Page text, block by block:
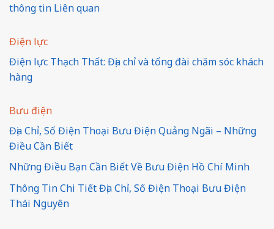
thông tin Liên quan
Điện lực
Điện lực Thạch Thất: Địa chỉ và tổng đài chăm sóc khách
hàng
Bưu điện
Địa Chỉ, Số Điện Thoại Bưu Điện Quảng Ngãi – Những
Điều Cần Biết
Những Điều Bạn Cần Biết Về Bưu Điện Hồ Chí Minh
Thông Tin Chi Tiết Địa Chỉ, Số Điện Thoại Bưu Điện
Thái Nguyên